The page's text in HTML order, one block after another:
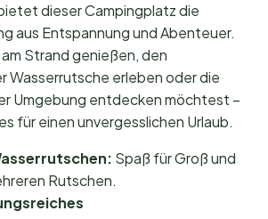
dieser Campingplatz die
aus Entspannung und Abenteuer.
Strand genießen, den
Wasserrutsche erleben oder die
Umgebung entdecken möchtest –
für einen unvergesslichen Urlaub.
Spaß für Groß und
Rutschen.